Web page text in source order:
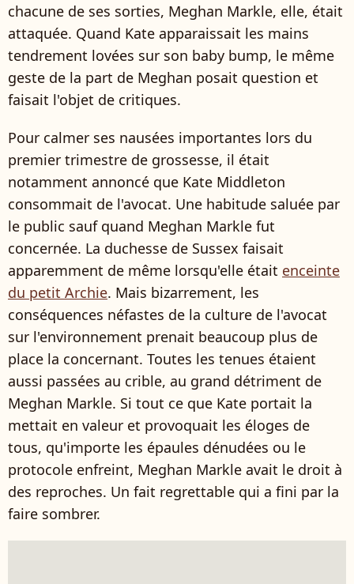
chacune de ses sorties, Meghan Markle, elle, était
attaquée. Quand Kate apparaissait les mains
tendrement lovées sur son baby bump, le même
geste de la part de Meghan posait question et
faisait l'objet de critiques.
Pour calmer ses nausées importantes lors du
premier trimestre de grossesse, il était
notamment annoncé que Kate Middleton
consommait de l'avocat. Une habitude saluée par
le public sauf quand Meghan Markle fut
concernée. La duchesse de Sussex faisait
apparemment de même lorsqu'elle était enceinte
du petit Archie. Mais bizarrement, les
conséquences néfastes de la culture de l'avocat
sur l'environnement prenait beaucoup plus de
place la concernant. Toutes les tenues étaient
aussi passées au crible, au grand détriment de
Meghan Markle. Si tout ce que Kate portait la
mettait en valeur et provoquait les éloges de
tous, qu'importe les épaules dénudées ou le
protocole enfreint, Meghan Markle avait le droit à
des reproches. Un fait regrettable qui a fini par la
faire sombrer.